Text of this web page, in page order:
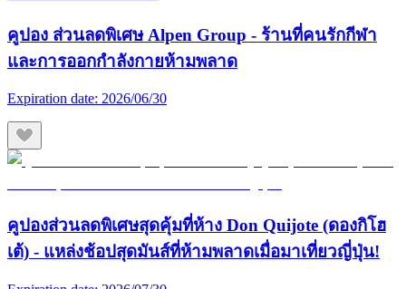
คูปอง ส่วนลดพิเศษ Alpen Group - ร้านที่คนรักกีฬา
และการออกกำลังกายห้ามพลาด
Expiration date: 2026/06/30
คูปองส่วนลดพิเศษสุดคุ้มที่ห้าง Don Quijote (ดองกิโฮ
เต้) - แหล่งช้อปสุดมันส์ที่ห้ามพลาดเมื่อมาเที่ยวญี่ปุ่น!